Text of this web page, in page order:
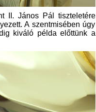
II. János Pál tiszteletére
A szentmisében úgy
kiváló példa előttünk a